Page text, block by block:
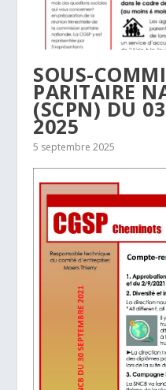
SOUS-
PARITAIRE
(SCPN) DU
2025
5 septembre 2025